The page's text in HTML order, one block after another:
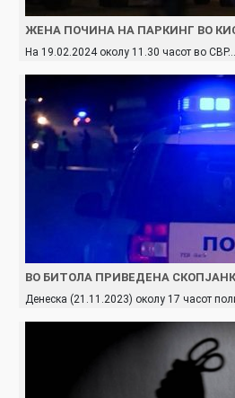
ЖЕНА ПОЧИНА НА ПАРКИНГ ВО
На 19.02.2024 околу 11.30 часот во СВР…
ВО БИТОЛА ПРИВЕДЕНА
Денеска (21.11.2023) околу 17 часот